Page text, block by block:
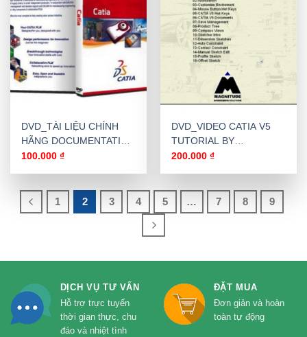
DVD_TÀI LIỆU CHÍNH
HÃNG DOCUMENTATION
CHO DASSAULT
100.000₫
DVD_VIDEO CATIA V5
TUTORIAL BY
MAGNITUDE
200.000₫
1 2 3 4 5 … 7 8 9
DỊCH VỤ TƯ VẤN
Hỗ trợ trực tuyến
thời gian thực, chu
đáo và nhiệt tình
ĐẶT MUA
Đơn giản và hoàn
toàn tự động